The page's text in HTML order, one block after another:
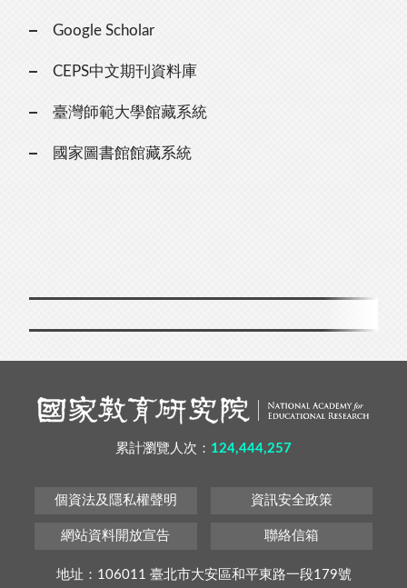
Google Scholar
CEPS中文期刊資料庫
臺灣師範大學館藏系統
國家圖書館館藏系統
累計瀏覽人次： 124,444,257
個資法及隱私權聲明 資訊安全政策
網站資料開放宣告 聯絡信箱
地址：106011 臺北市大安區和平東路一段179號